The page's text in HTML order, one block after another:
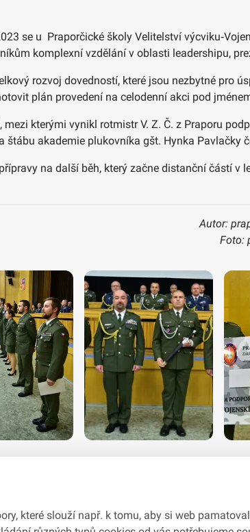
se u Praporčické školy Velitelství
komplexní vzdělání v oblasti leadershipu,
rozvoj dovedností, které jsou nezbytné pro
plán provedení na celodenní akci pod
kterými vynikl rotmistr V. Z. Č. z Praporu
štábu akademie plukovníka gšt. Hynka Pavlačky
na další běh, který začne distanční částí
Autor:
Foto:
které slouží např. k tomu, aby si web